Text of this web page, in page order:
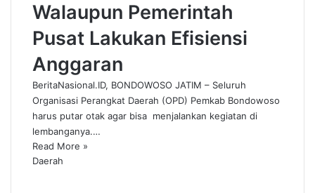
Walaupun Pemerintah
Pusat Lakukan Efisiensi
Anggaran
BeritaNasional.ID, BONDOWOSO JATIM – Seluruh
Organisasi Perangkat Daerah (OPD) Pemkab Bondowoso
harus putar otak agar bisa menjalankan kegiatan di
lembanganya.…
Read More »
Daerah